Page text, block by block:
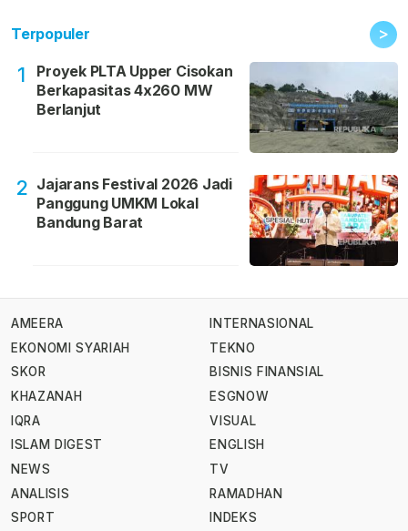
Terpopuler >
1
Proyek PLTA Upper Cisokan
Berkapasitas 4x260 MW
Berlanjut
2 Jajarans Festival 2026 Jadi
Panggung UMKM Lokal
Bandung Barat
AMEERA
EKONOMI SYARIAH
SKOR
KHAZANAH
IQRA
ISLAM DIGEST
NEWS
ANALISIS
SPORT
INTERNASIONAL
TEKNO
BISNIS FINANSIAL
ESGNOW
VISUAL
ENGLISH
TV
RAMADHAN
INDEKS